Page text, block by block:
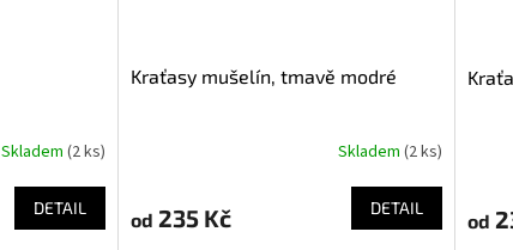
Skladem (2 ks)
DETAIL
Kraťasy mušelín, tmavě modré
Skladem (2 ks)
od 235 Kč DETAIL
od